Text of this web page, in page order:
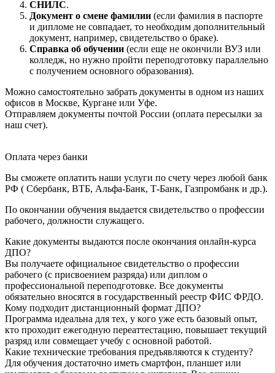
СНИЛС.
Документ о смене фамилии (если фамилия в паспорте
и дипломе не совпадает, то необходим дополнительный
документ, например, свидетельство о браке).
Справка об обучении (если еще не окончили ВУЗ или
колледж, но нужно пройти переподготовку параллельно
с получением основного образования).
Можно самостоятельно забрать документы в одном из наших
офисов в Москве, Кургане или Уфе.
Отправляем документы почтой России (оплата пересылки за
наш счет).
Оплата через банки
Вы сможете оплатить наши услуги по счету через любой банк
РФ ( Сбербанк, ВТБ, Альфа-Банк, Т-Банк, Газпромбанк и др.).
По окончании обучения выдается свидетельство о профессии
рабочего, должности служащего.
Какие документы выдаются после окончания онлайн-курса
ДПО?
Вы получаете официальное свидетельство о профессии
рабочего (с присвоением разряда) или диплом о
профессиональной переподготовке. Все документы
обязательно вносятся в государственный реестр ФИС ФРДО.
Кому подходит дистанционный формат ДПО?
Программа идеальна для тех, у кого уже есть базовый опыт,
кто проходит ежегодную переаттестацию, повышает текущий
разряд или совмещает учебу с основной работой.
Какие технические требования предъявляются к студенту?
Для обучения достаточно иметь смартфон, планшет или